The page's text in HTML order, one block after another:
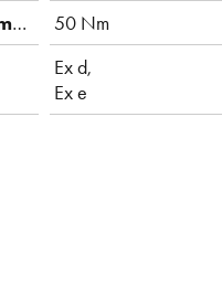
Anzugsdrehmoment 50 Nm
Ex d,
Ex e